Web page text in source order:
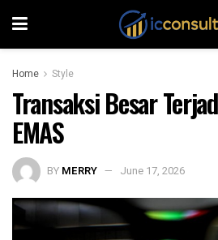
Home Style
Transaksi Besar
EMAS
BY MERRY June 17, 2026